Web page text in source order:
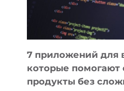
7 приложений для
которые помогают
продукты без